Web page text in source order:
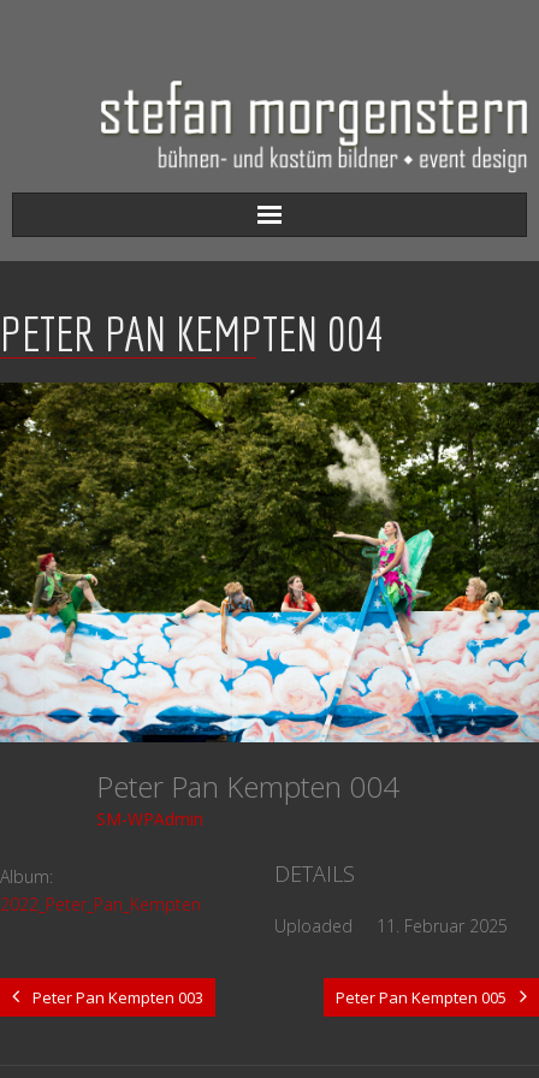
Aktuell
Werkverzeichnis
Biografie
Kontakt
PETER PAN KEMPTEN 004
Peter Pan Kempten 004
SM-WPAdmin
Album:
2022_Peter_Pan_Kempten
DETAILS
Uploaded 11. Februar 2025
Peter Pan Kempten 003 Peter Pan Kempten 005